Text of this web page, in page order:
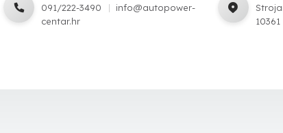
091/222-3490
info@autopower-
centar.hr
10361